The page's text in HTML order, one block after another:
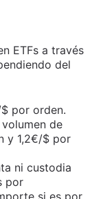
ETFs a través
del
$ por orden.
de
y 1,2€/$ por
ni custodia
por
si es por